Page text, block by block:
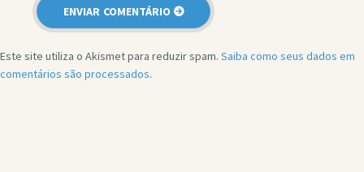
Este site utiliza o Akismet para reduzir spam. Saiba como seus dados em
comentários são processados.